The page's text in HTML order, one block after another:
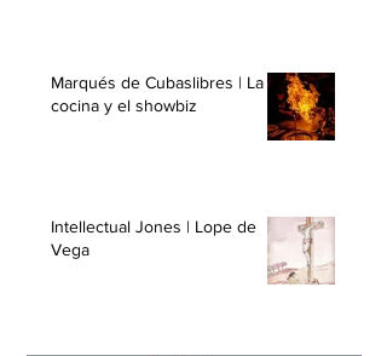
Marqués de Cubaslibres | La
cocina y el showbiz
Intellectual Jones | Lope de
Vega